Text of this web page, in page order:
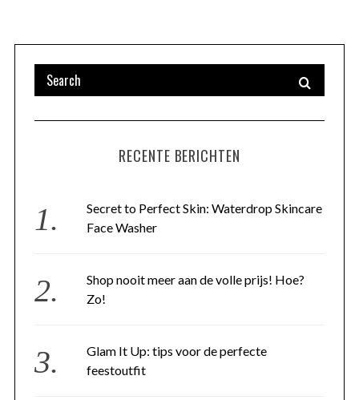
RECENTE BERICHTEN
Secret to Perfect Skin: Waterdrop Skincare
Face Washer
Shop nooit meer aan de volle prijs! Hoe?
Zo!
Glam It Up: tips voor de perfecte
feestoutfit